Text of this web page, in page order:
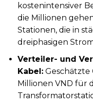
kostenintensiver
die Millionen
Stationen, die in
dreiphasigen
Verteiler- und
Kabel:Geschätzte
Millionen VND für